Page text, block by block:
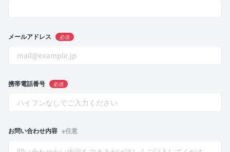
メールアドレス 必須
携帯電話番号 必須
お問い合わせ内容 ※任意